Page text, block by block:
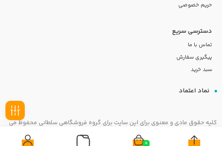
0
حریم خصوصی
دسترسی سریع
تماس با ما
پیگیری سفارش
سبد خرید
نماد اعتماد
کلیه حقوق مادی و معنوی برای این سایت برای گروه فروشگاهی سلطانی محفوظ می